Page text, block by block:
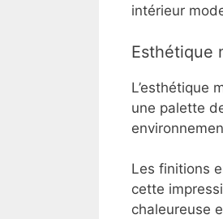
intérieur
Esthétique
L’esthétique
une palette
Les finitions
cette
chaleureuse